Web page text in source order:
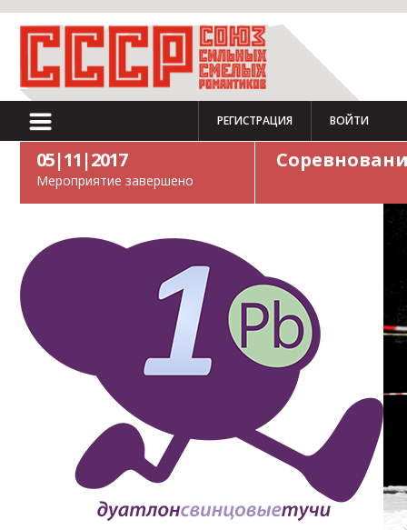
РЕГИСТРАЦИЯ ВОЙТИ
05|11|2017
Мероприятие завершено